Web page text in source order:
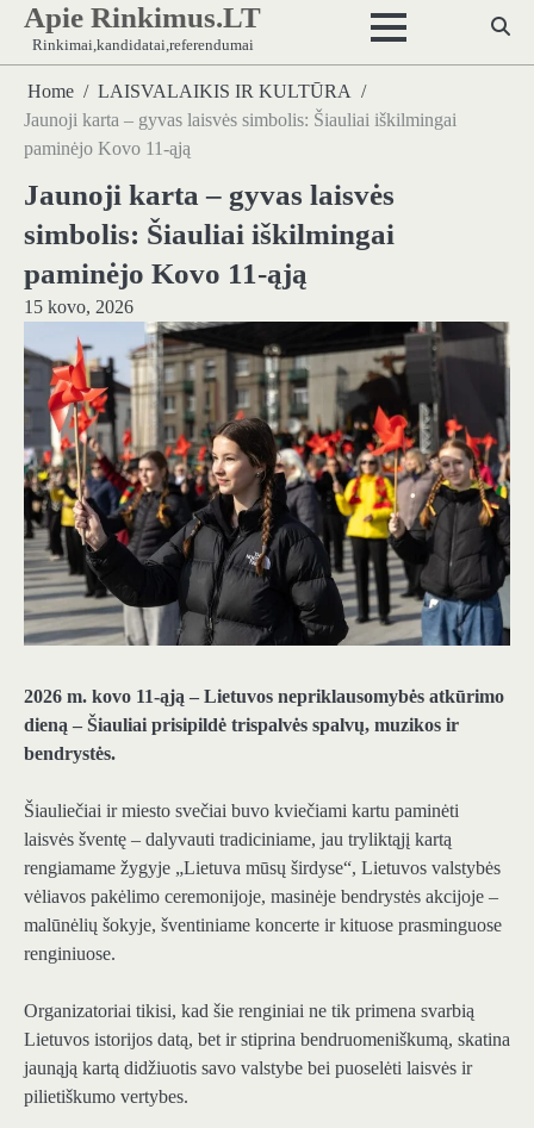
Skip
content
Apie Rinkimus.LT
Rinkimai,kandidatai,referendumai
Home
LAISVALAIKIS IR KULTŪRA
Jaunoji karta – gyvas laisvės simbolis: Šiauliai iškilmingai
paminėjo Kovo 11-ąją
Jaunoji karta – gyvas laisvės
simbolis: Šiauliai iškilmingai
paminėjo Kovo 11-ąją
15 kovo, 2026
2026 m. kovo 11-ąją – Lietuvos nepriklausomybės atkūrimo
dieną – Šiauliai prisipildė trispalvės spalvų, muzikos ir
bendrystės.
Šiauliečiai ir miesto svečiai buvo kviečiami kartu paminėti
laisvės šventę – dalyvauti tradiciniame, jau tryliktąjį kartą
rengiamame žygyje „Lietuva mūsų širdyse“, Lietuvos valstybės
vėliavos pakėlimo ceremonijoje, masinėje bendrystės akcijoje –
malūnėlių šokyje, šventiniame koncerte ir kituose prasminguose
renginiuose.
Organizatoriai tikisi, kad šie renginiai ne tik primena svarbią
Lietuvos istorijos datą, bet ir stiprina bendruomeniškumą, skatina
jaunąją kartą didžiuotis savo valstybe bei puoselėti laisvės ir
pilietiškumo vertybes.